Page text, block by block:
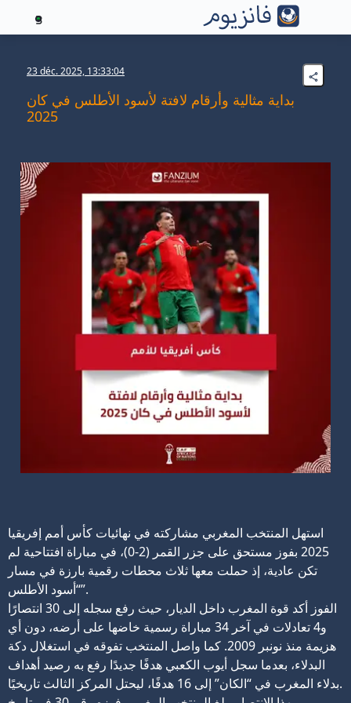
3
23 déc. 2025, 13:33:04
بداية مثالية وأرقام لافتة لأسود الأطلس في كان
2025
استهل المنتخب المغربي مشاركته في نهائيات كأس أمم إفريقيا
2025 بفوز مستحق على جزر القمر (2-0)، في مباراة افتتاحية لم
تكن عادية، إذ حملت معها ثلاث محطات رقمية بارزة في مسار
“أسود الأطلس”.
الفوز أكد قوة المغرب داخل الديار، حيث رفع سجله إلى 30 انتصارًا
و4 تعادلات في آخر 34 مباراة رسمية خاضها على أرضه، دون أي
هزيمة منذ نونبر 2009. كما واصل المنتخب تفوقه في استغلال دكة
البدلاء، بعدما سجل أيوب الكعبي هدفًا جديدًا رفع به رصيد أهداف
بدلاء المغرب في “الكان” إلى 16 هدفًا، ليحتل المركز الثالث تاريخيًا.